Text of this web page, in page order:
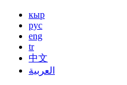
кыр
рус
eng
tr
中文
العربية